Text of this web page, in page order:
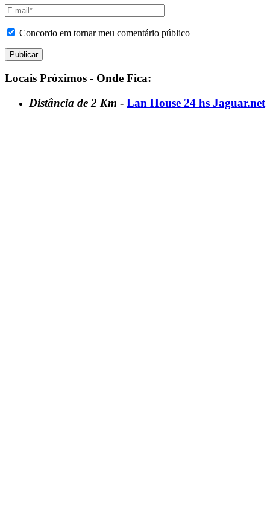
Concordo em tornar meu comentário público
Locais Próximos - Onde Fica:
Distância de 2 Km - Lan House 24 hs Jaguar.net